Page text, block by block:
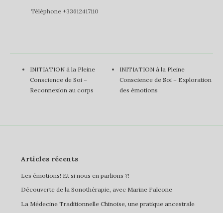
Téléphone +33612417110
INITIATION à la Pleine
Conscience de Soi –
Reconnexion au corps
INITIATION à la Pleine
Conscience de Soi – Exploration
des émotions
Articles récents
Les émotions! Et si nous en parlions ?!
Découverte de la Sonothérapie, avec Marine Falcone
La Médecine Traditionnelle Chinoise, une pratique ancestrale